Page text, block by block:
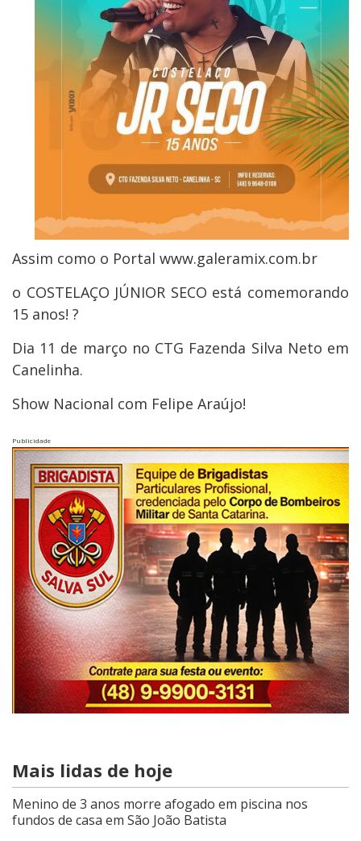
Assim como o Portal www.galeramix.com.br
o COSTELAÇO JÚNIOR SECO está comemorando
15 anos! ?
Dia 11 de março no CTG Fazenda Silva Neto em
Canelinha.
Show Nacional com Felipe Araújo!
Publicidade
Mais lidas de hoje
Menino de 3 anos morre afogado em piscina nos
fundos de casa em São João Batista